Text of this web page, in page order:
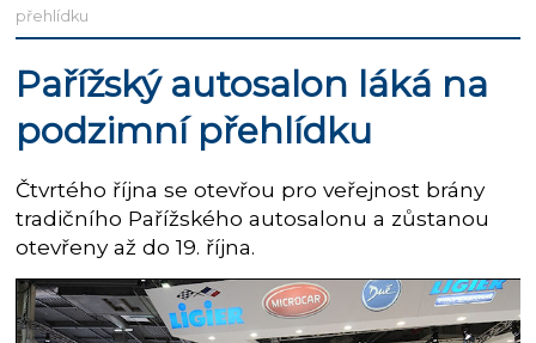
přehlídku
Pařížský autosalon láká na
podzimní přehlídku
Čtvrtého října se otevřou pro veřejnost brány
tradičního Pařížského autosalonu a zůstanou
otevřeny až do 19. října.